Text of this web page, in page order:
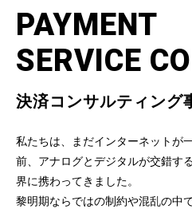
PAYMENT
SERVICE
決済コンサルティング
私たちは、まだインターネットが
前、アナログとデジタルが交錯す
界に携わってきました。
黎明期ならではの制約や混乱の中